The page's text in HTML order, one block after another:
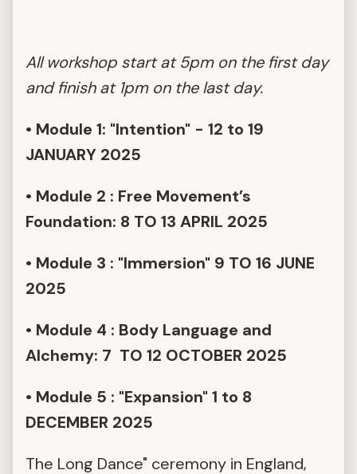
All workshop start at 5pm on the first day
and finish at 1pm on the last day.
• Module 1: "Intention" - 12 to 19
JANUARY 2025
• Module 2 : Free Movement’s
Foundation: 8 TO 13 APRIL 2025
• Module 3 : "Immersion" 9 TO 16 JUNE
2025
• Module 4 : Body Language and
Alchemy: 7 TO 12 OCTOBER 2025
• Module 5 : "Expansion" 1 to 8
DECEMBER 2025
The Long Dance" ceremony in England,